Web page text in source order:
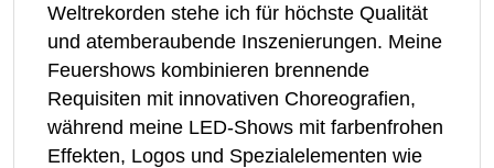
Weltrekorden stehe ich für höchste Qualität
und atemberaubende Inszenierungen. Meine
Feuershows kombinieren brennende
Requisiten mit innovativen Choreografien,
während meine LED-Shows mit farbenfrohen
Effekten, Logos und Spezialelementen wie